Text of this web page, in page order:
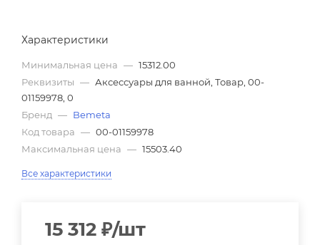
Характеристики
Минимальная цена — 15312.00
Реквизиты — Аксессуары для ванной, Товар, 00-
01159978, 0
Бренд — Bemeta
Код товара — 00-01159978
Максимальная цена — 15503.40
Все характеристики
15 312 ₽/шт